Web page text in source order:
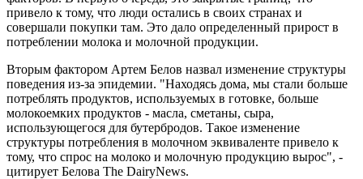
привело к тому, что люди остались в своих странах и
совершали покупки там. Это дало определенный прирост в
потреблении молока и молочной продукции.
Вторым фактором Артем Белов назвал изменение структуры
поведения из-за эпидемии. "Находясь дома, мы стали больше
потреблять продуктов, используемых в готовке, больше
молокоемких продуктов - масла, сметаны, сыра,
использующегося для бутербродов. Такое изменение
структуры потребления в молочном эквиваленте привело к
тому, что спрос на молоко и молочную продукцию вырос", -
цитирует Белова The DairyNews.